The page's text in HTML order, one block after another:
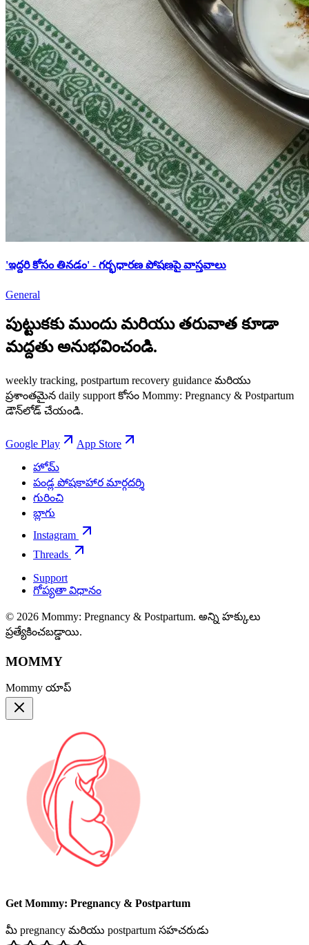
'ఇద్దరి కోసం తినడం' - గర్భధారణ పోషణపై వాస్తవాలు
General
పుట్టుకకు ముందు మరియు తరువాత కూడా
మద్దతు అనుభవించండి.
weekly tracking, postpartum recovery guidance మరియు
ప్రశాంతమైన daily support కోసం Mommy: Pregnancy & Postpartum
డౌన్‌లోడ్ చేయండి.
Google Play
App Store
హోమ్
పండ్ల పోషకాహార మార్గదర్శి
గురించి
బ్లాగు
Instagram
Threads
Support
గోప్యతా విధానం
© 2026 Mommy: Pregnancy & Postpartum. అన్ని హక్కులు
ప్రత్యేకించబడ్డాయి.
MOMMY
Mommy యాప్
Get Mommy: Pregnancy & Postpartum
మీ pregnancy మరియు postpartum సహచరుడు